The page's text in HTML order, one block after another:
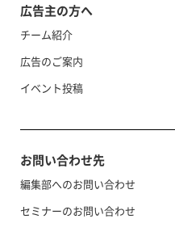
広告主の方へ
チーム紹介
広告のご案内
イベント投稿
お問い合わせ先
編集部へのお問い合わせ
セミナーのお問い合わせ